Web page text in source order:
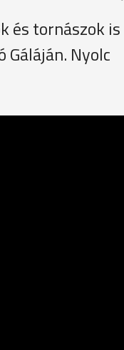
és tornászok is
Nyolc